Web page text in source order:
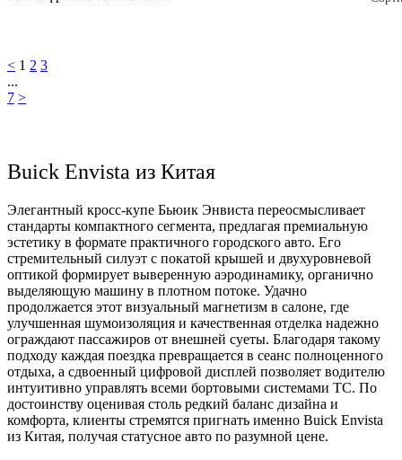
< 1 2 3
...
7 >
Buick Envista из Китая
Элегантный кросс-купе Бьюик Энвиста переосмысливает
стандарты компактного сегмента, предлагая премиальную
эстетику в формате практичного городского авто. Его
стремительный силуэт с покатой крышей и двухуровневой
оптикой формирует выверенную аэродинамику, органично
выделяющую машину в плотном потоке. Удачно
продолжается этот визуальный магнетизм в салоне, где
улучшенная шумоизоляция и качественная отделка надежно
ограждают пассажиров от внешней суеты. Благодаря такому
подходу каждая поездка превращается в сеанс полноценного
отдыха, а сдвоенный цифровой дисплей позволяет водителю
интуитивно управлять всеми бортовыми системами ТС. По
достоинству оценивая столь редкий баланс дизайна и
комфорта, клиенты стремятся пригнать именно Buick Envista
из Китая, получая статусное авто по разумной цене.